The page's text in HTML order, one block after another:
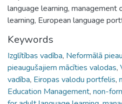
language learning, management
learning, European language
Keywords
Izglītības vadība, Neformālā
pieaugušajiem mācīties valodas,
vadība, Eiropas valodu portfelis,
Education Management, non-